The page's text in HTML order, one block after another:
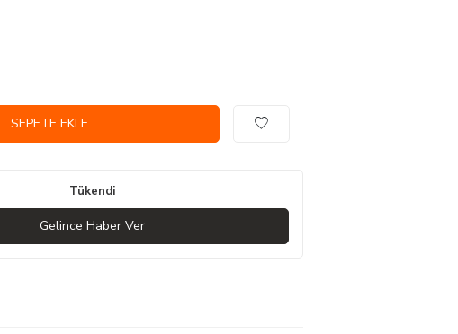
SEPETE EKLE
Tükendi
Gelince Haber Ver